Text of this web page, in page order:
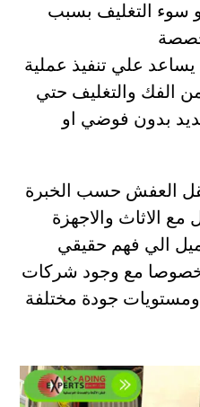
او سوء التغليف بسبب
علي تنفيذ عملية
الفك والتغليف حتي
بدون فوضي او
العفش حسب الخبرة
الاثاث والاجهزة
الي فهم حقيقي
خصوصا مع وجود شركات
ومستويات جودة مختلفة